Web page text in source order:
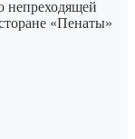
непреходящей
«Пенаты»